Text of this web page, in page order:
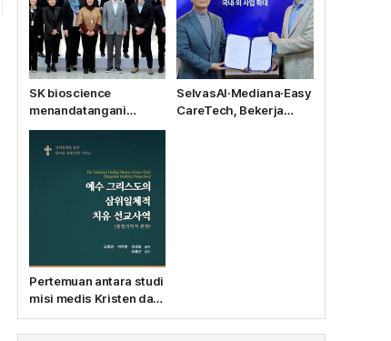
SK bioscience
menandatangani
kontrak produksi alih
daya vaksin Ebola MSD
perusahaannya, IDT
SelvasAI·Mediana·Easy
CareTech, Bekerja
Pertemuan antara studi
misi medis Kristen dan
kedokteran integratif,
Terbitnya Buku Baru